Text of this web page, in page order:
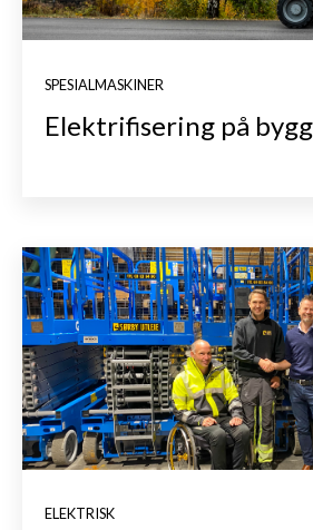
SPESIALMASKINER
Elektrifisering på
ELEKTRISK